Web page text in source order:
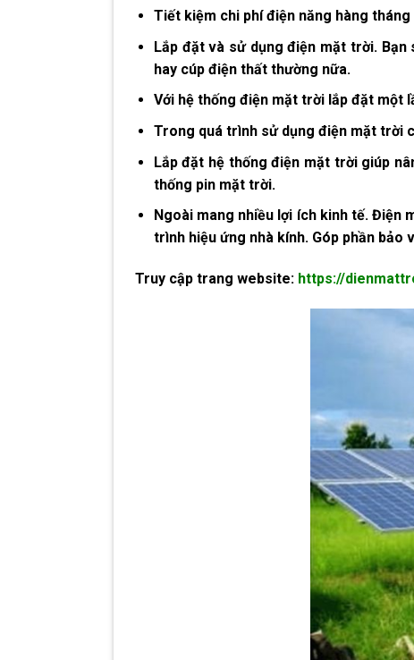
Tiết kiệm chi phí điện năng hàng
Lắp đặt và sử dụng điện mặt trời.
hay cúp điện thất thường nữa.
Với hệ thống điện mặt trời lắp đặt một
Trong quá trình sử dụng điện mặt trời
Lắp đặt hệ thống điện mặt trờigiúp
thống pin mặt trời.
Ngoài mang nhiều lợi ích kinh tế. Điện
trình hiệu ứng nhà kính. Góp phần
Truy cập trang website: https://